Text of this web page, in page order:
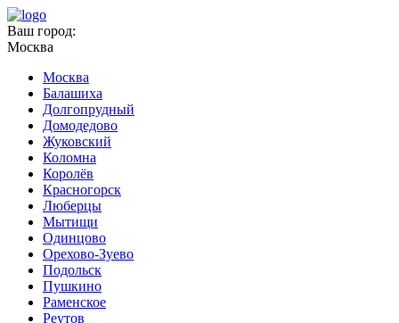
Ваш город:
Москва
Москва
Балашиха
Долгопрудный
Домодедово
Жуковский
Коломна
Королёв
Красногорск
Люберцы
Мытищи
Одинцово
Орехово-Зуево
Подольск
Пушкино
Раменское
Реутов